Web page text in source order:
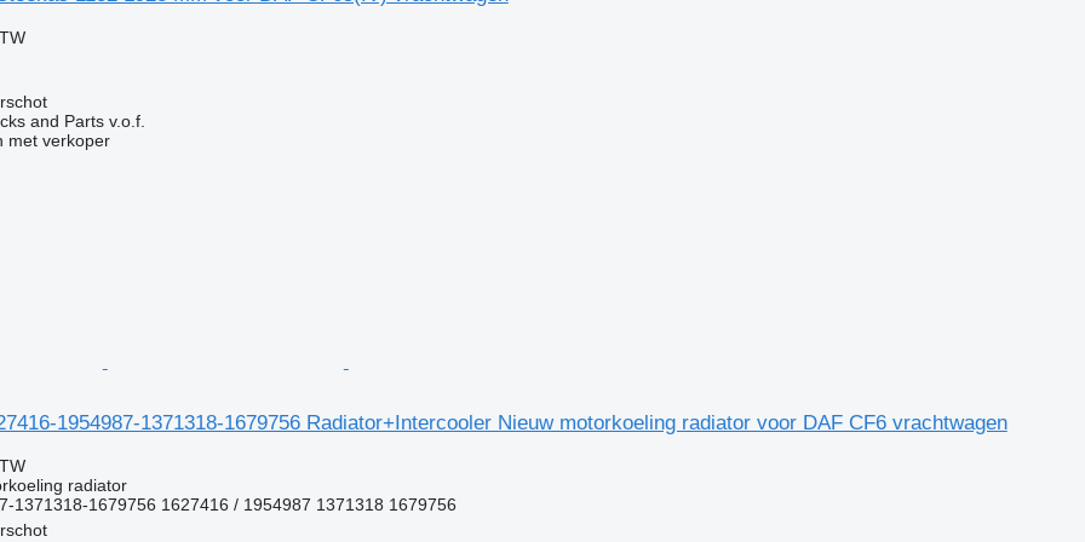
and Parts v.o.f.
met verkoper
1954987-1371318-1679756 Radiator+Intercooler Nieuw motorkoeling radiator voor DAF CF6 vrachtwagen
radiator
1371318-1679756 1627416 / 1954987 1371318 1679756